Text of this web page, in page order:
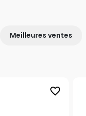
Meilleures ventes
favorite_border